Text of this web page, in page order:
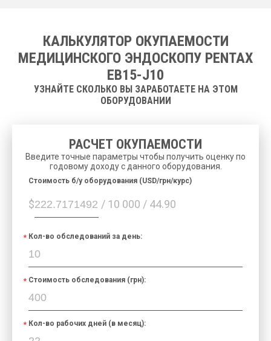
КАЛЬКУЛЯТОР ОКУПАЕМОСТИ
МЕДИЦИНСКОГО ЭНДОСКОПУ PENTAX
EB15-J10
УЗНАЙТЕ СКОЛЬКО ВЫ ЗАРАБОТАЕТЕ НА ЭТОМ
ОБОРУДОВАНИИ
РАСЧЕТ ОКУПАЕМОСТИ
Введите точные параметры чтобы получить оценку по
годовому доходу с данного оборудования.
$ / 10 000 / 44.90
Cтоимость б/у оборудования (USD/грн/курс)
Кол-во обследований за день:
Стоимость обследования (грн):
Кол-во рабочих дней (в месяц):